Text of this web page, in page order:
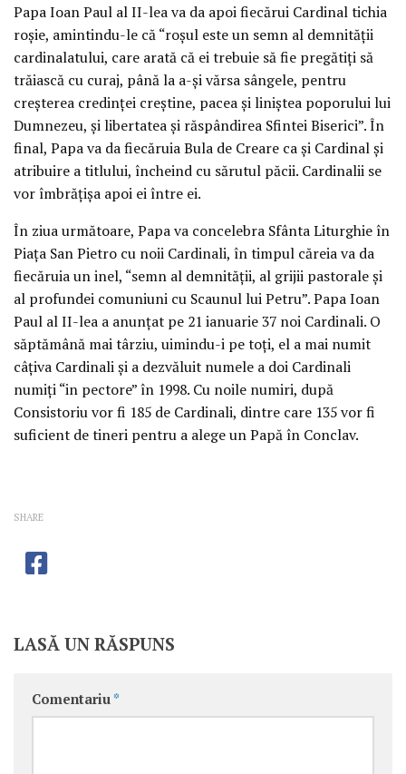
Papa Ioan Paul al II-lea va da apoi fiecărui Cardinal tichia
roşie, amintindu-le că “roşul este un semn al demnităţii
cardinalatului, care arată că ei trebuie să fie pregătiţi să
trăiască cu curaj, până la a-şi vărsa sângele, pentru
creşterea credinţei creştine, pacea şi liniştea poporului lui
Dumnezeu, şi libertatea şi răspândirea Sfintei Biserici”. În
final, Papa va da fiecăruia Bula de Creare ca şi Cardinal şi
atribuire a titlului, încheind cu sărutul păcii. Cardinalii se
vor îmbrăţişa apoi ei între ei.
În ziua următoare, Papa va concelebra Sfânta Liturghie în
Piaţa San Pietro cu noii Cardinali, în timpul căreia va da
fiecăruia un inel, “semn al demnităţii, al grijii pastorale şi
al profundei comuniuni cu Scaunul lui Petru”. Papa Ioan
Paul al II-lea a anunţat pe 21 ianuarie 37 noi Cardinali. O
săptămână mai târziu, uimindu-i pe toţi, el a mai numit
câţiva Cardinali şi a dezvăluit numele a doi Cardinali
numiţi “in pectore” în 1998. Cu noile numiri, după
Consistoriu vor fi 185 de Cardinali, dintre care 135 vor fi
suficient de tineri pentru a alege un Papă în Conclav.
SHARE
LASĂ UN RĂSPUNS
Comentariu *